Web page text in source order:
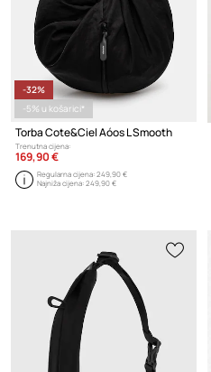
-32%
-5% u košarici*
Torba Cote&Ciel Aóos L Smooth
Trenutna cijena:
169,90 €
Regularna cijena:249,90 €
Najniža cijena:249,90 €